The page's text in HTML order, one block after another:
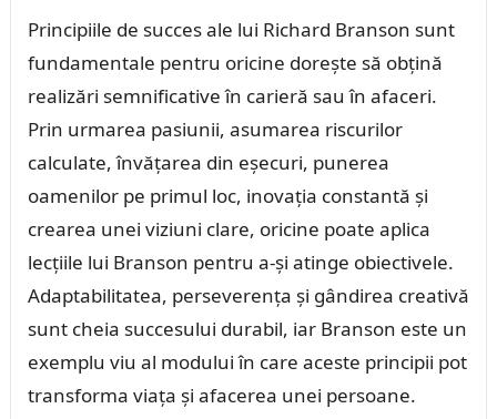
Principiile de succes ale lui Richard Branson sunt
fundamentale pentru oricine dorește să obțină
realizări semnificative în carieră sau în afaceri.
Prin urmarea pasiunii, asumarea riscurilor
calculate, învățarea din eșecuri, punerea
oamenilor pe primul loc, inovația constantă și
crearea unei viziuni clare, oricine poate aplica
lecțiile lui Branson pentru a-și atinge obiectivele.
Adaptabilitatea, perseverența și gândirea creativă
sunt cheia succesului durabil, iar Branson este un
exemplu viu al modului în care aceste principii pot
transforma viața și afacerea unei persoane.